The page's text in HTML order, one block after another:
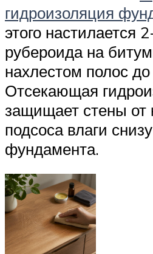
гидроизоляция
этого настилается
рубероида на
нахлестом полос
Отсекающая
защищает стены от
подсоса влаги
фундамента.